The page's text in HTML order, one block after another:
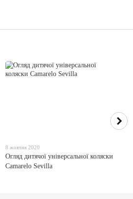
8 жовтня 2020
Огляд дитячої універсальної коляски
Camarelo Sevilla